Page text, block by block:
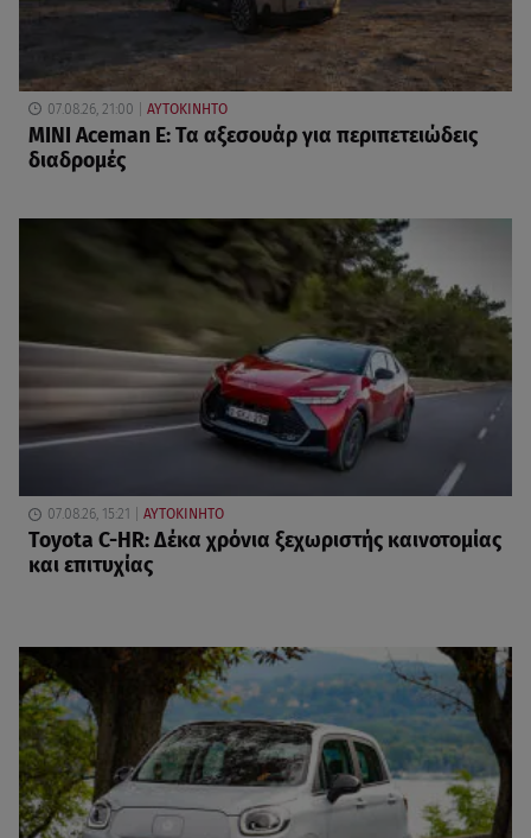
07.08.26, 21:00 ΑΥΤΟΚΙΝΗΤΟ
MINI Aceman E: Τα αξεσουάρ για περιπετειώδεις
διαδρομές
07.08.26, 15:21 ΑΥΤΟΚΙΝΗΤΟ
Toyota C-HR: Δέκα χρόνια ξεχωριστής καινοτομίας
και επιτυχίας